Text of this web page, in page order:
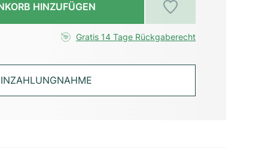
HINZUFÜGEN
Gratis 14 Tage Rückgaberecht
INZAHLUNGNAHME